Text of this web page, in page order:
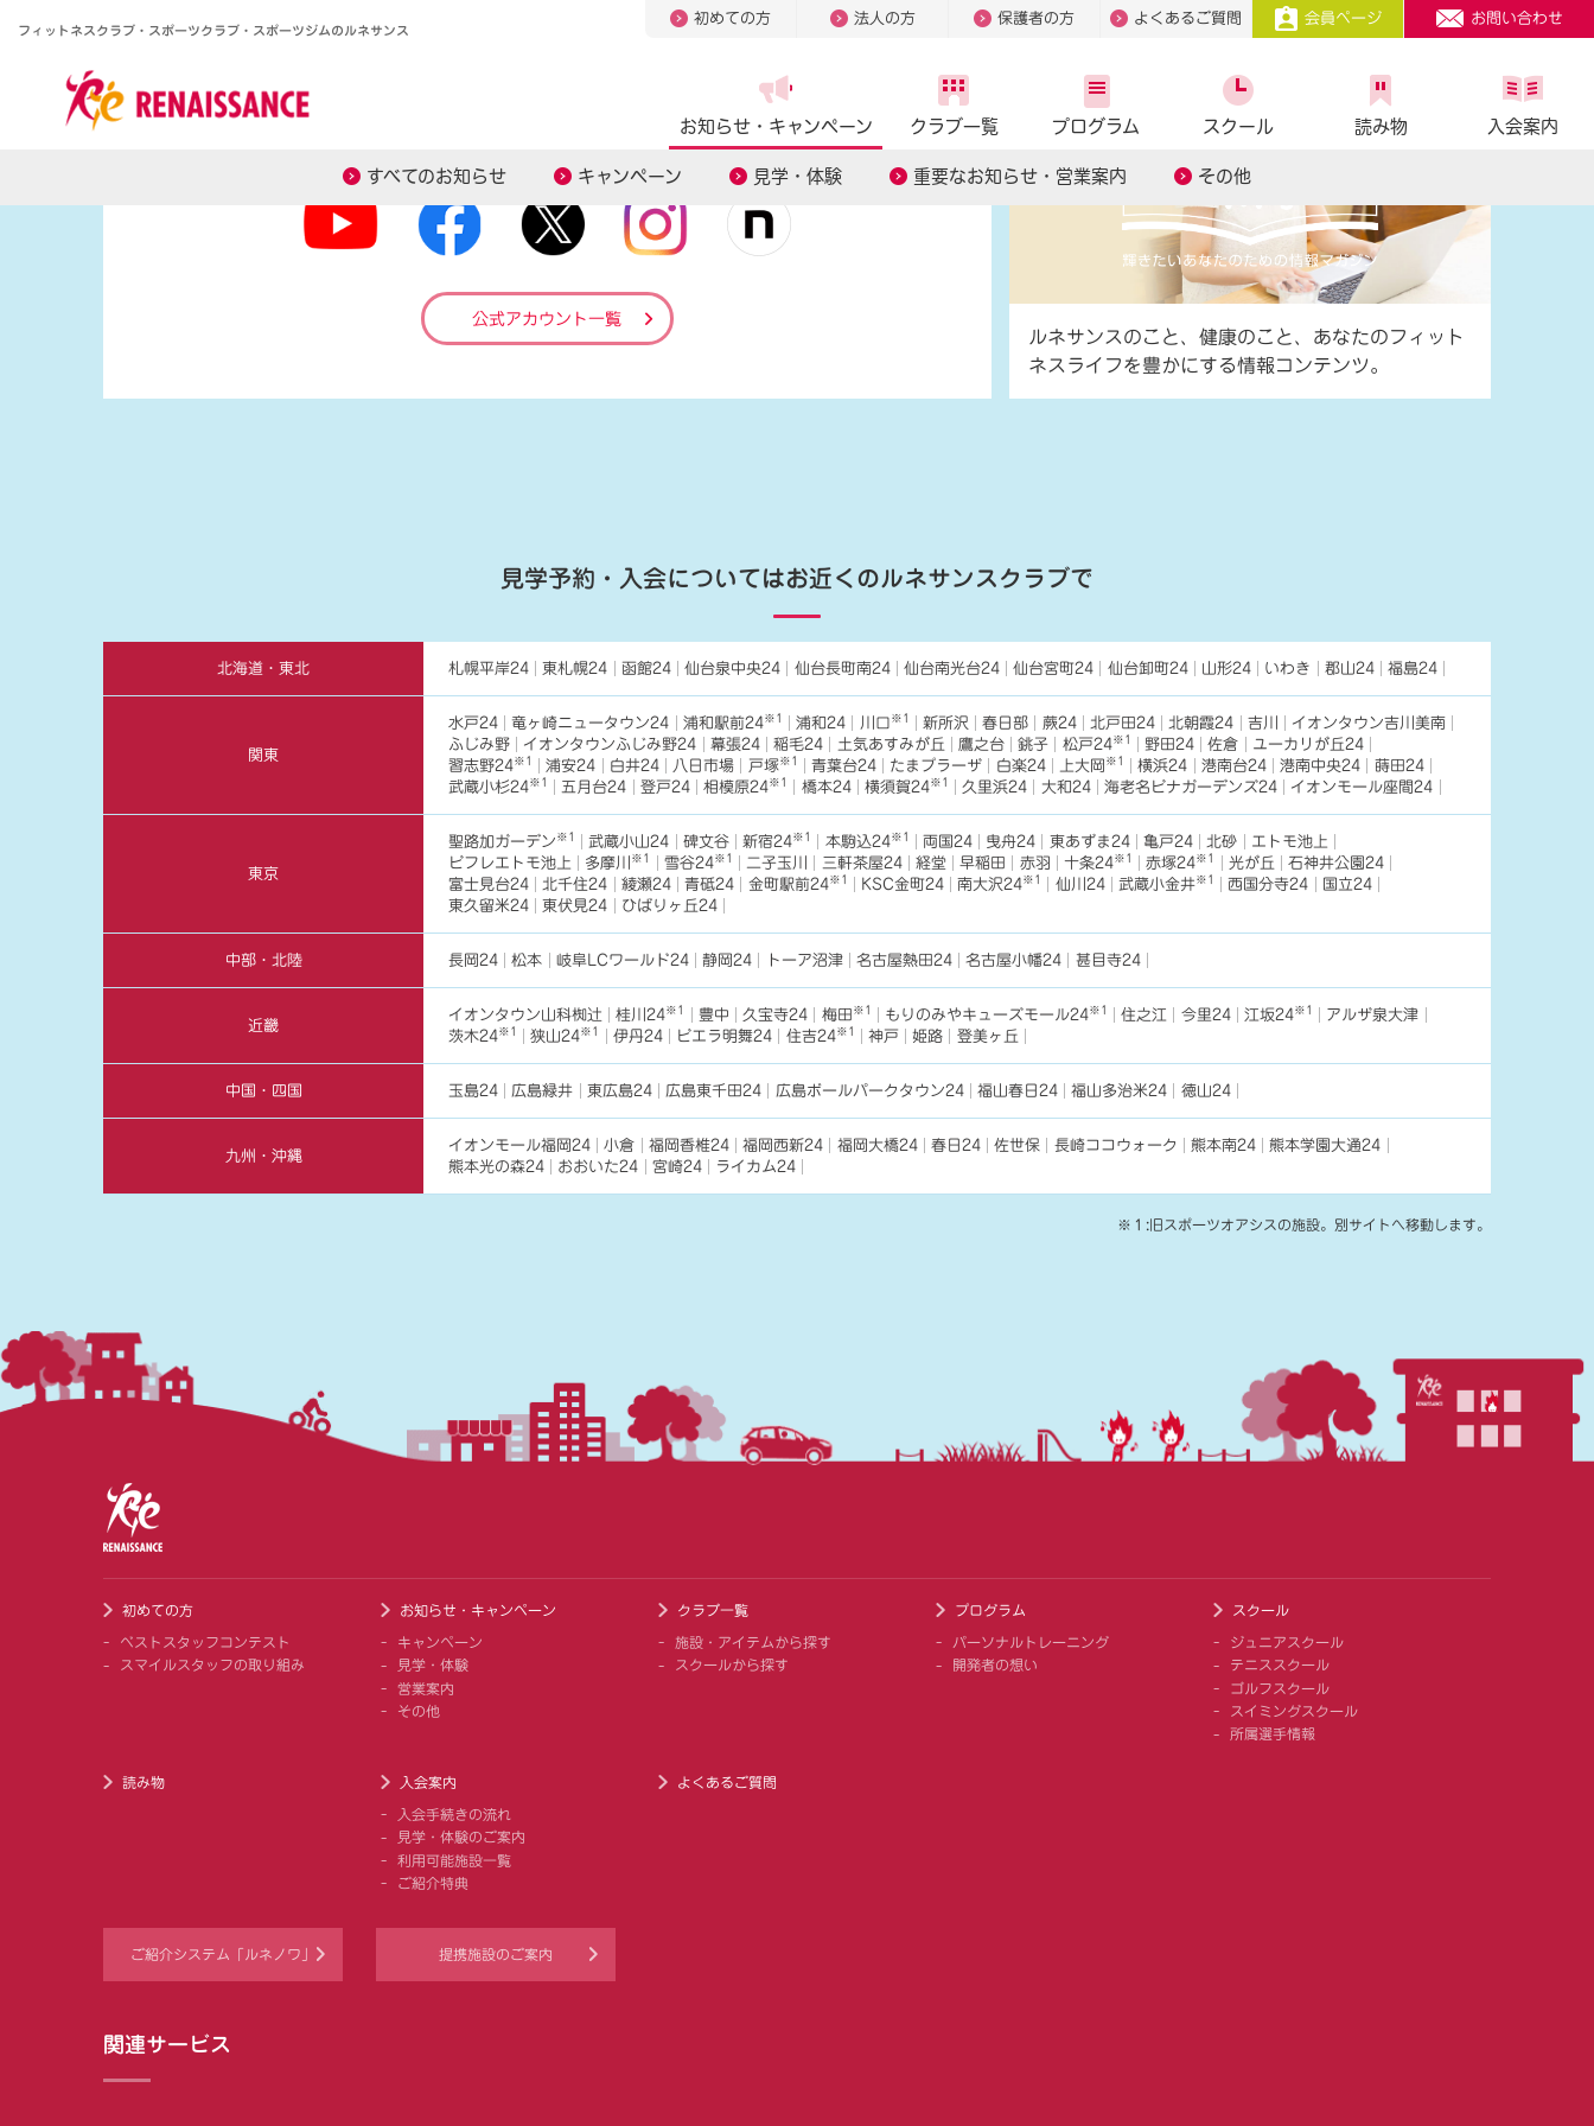
フィットネスクラブ・スポーツクラブ・ スポーツジムのルネサンス
初めての方 法人の方 保護者の方 よくあるご質問 会員ページ お問い合わせ
お知らせ・ キャンペーン
すべてのお知らせ キャンペーン 見学・体験 重要なお知らせ・営業案内 その他
クラブ一覧 プログラム スクール 読み物 入会案内
公式アカウント
公式アカウント一覧
ルネサンスのこと、健康のこと、あなたのフィット
ネスライフを豊かにする情報コンテンツ。
見学予約・入会についてはお近くのルネサンスクラブで
北海道・東北 札幌平岸24 東札幌24 函館24 仙台泉中央24 仙台長町南24 仙台南光台24 仙台宮町24 仙台卸町24 山形24 いわき 郡山24 福島24
関東
水戸24 竜ヶ崎ニュータウン24 浦和駅前24※1 浦和24 川口 ※1 新所沢 春日部 蕨24 北戸田24 北朝霞24 吉川
イオンタウン吉川美南
ふじみ野
イオンタウンふじみ野24 幕張24 稲毛24 土気あすみが丘 鷹之台 銚子 松戸24※1 野田24 佐倉
ユーカリが丘24
習志野24※1 浦安24 白井24 八日市場 戸塚※1 青葉台24 たまプラーザ 白楽24 上大岡 ※1 横浜24 港南台24 港南中央24
蒔田24
武蔵小杉24※1 五月台24 登戸24 相模原24※1 橋本24 横須賀24※1 久里浜24 大和24 海老名ビナガーデンズ24 イオンモール座間24
東京
聖路加ガーデン ※1 武蔵小山24 碑文谷 新宿24※1 本駒込24※1 両国24 曳舟24 東あずま24 亀戸24 北砂
エトモ池上
ビフレエトモ池上
多摩川 ※1 雪谷24※1 二子玉川 三軒茶屋24 経堂 早稲田 赤羽 十条24※1 赤塚24※1 光が丘
石神井公園24
富士見台24
北千住24 綾瀬24 青砥24 金町駅前24※1 KSC金町24 南大沢24※1 仙川24 武蔵小金井※1 西国分寺24
国立24
東久留米24
東伏見24 ひばりヶ丘24
中部・北陸 長岡24 松本 岐阜LCワールド24 静岡24 トーア沼津 名古屋熱田24 名古屋小幡24 甚目寺24
近畿
イオンタウン山科椥辻 桂川24※1 豊中 久宝寺24 梅田 ※1 もりのみやキューズモール24※1 住之江 今里24 江坂24※1
アルザ泉大津
茨木24※1 狭山24※1 伊丹24 ビエラ明舞24 住吉24※1 神戸 姫路 登美ヶ丘
中国・四国 玉島24 広島緑井 東広島24 広島東千田24 広島ボールパークタウン24 福山春日24 福山多治米24 徳山24
九州・沖縄
イオンモール福岡24 小倉 福岡香椎24 福岡西新24 福岡大橋24 春日24 佐世保 長崎ココウォーク 熊本南24
熊本学園大通24
熊本光の森24
おおいた24 宮崎24 ライカム24
※１:旧スポーツオアシスの施設。別サイトへ移動します。
初めての方
ベストスタッフコンテスト
スマイルスタッフの取り組み
お知らせ・キャンペーン
キャンペーン
見学・体験
営業案内
その他
クラブ一覧
施設・アイテムから探す
スクールから探す
プログラム
パーソナルトレーニング
開発者の想い
スクール
ジュニアスクール
テニススクール
ゴルフスクール
スイミングスクール
所属選手情報
読み物 入会案内
入会手続きの流れ
見学・体験のご案内
利用可能施設一覧
ご紹介特典
よくあるご質問
ご紹介システム「ルネノワ」 提携施設のご案内
関連サービス